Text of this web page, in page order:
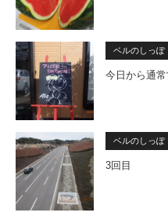
ベルのしっぽ
今日から通常
ベルのしっぽ
3回目